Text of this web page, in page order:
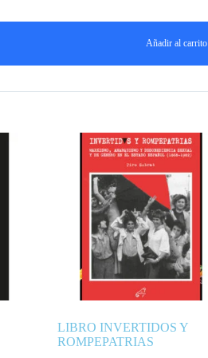
Añadir al carrito
LIBRO INVERTIDOS Y
ROMPEPATRIAS